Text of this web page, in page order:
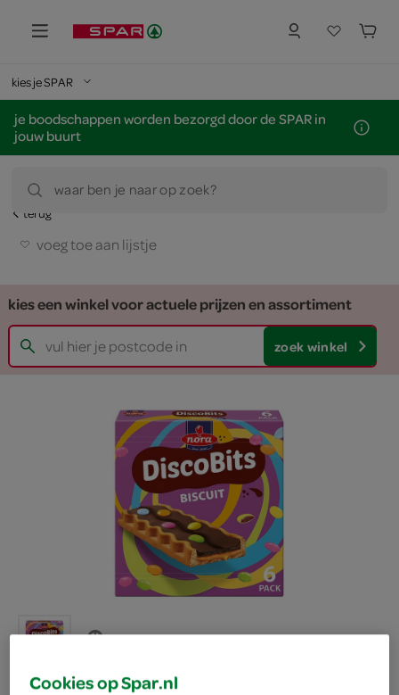
kies je SPAR
je boodschappen worden bezorgd door de SPAR in
jouw buurt
waar ben je naar op zoek?
terug
voeg toe aan lijstje
kies een winkel voor actuele prijzen en assortiment
zoek winkel
Cookies op Spar.nl